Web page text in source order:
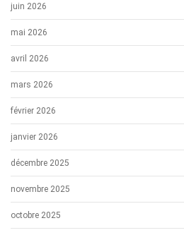
juin 2026
mai 2026
avril 2026
mars 2026
février 2026
janvier 2026
décembre 2025
novembre 2025
octobre 2025